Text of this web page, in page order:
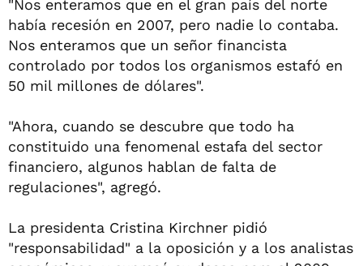
"Nos enteramos que en el gran país del norte
había recesión en 2007, pero nadie lo contaba.
Nos enteramos que un señor financista
controlado por todos los organismos estafó en
50 mil millones de dólares".
"Ahora, cuando se descubre que todo ha
constituido una fenomenal estafa del sector
financiero, algunos hablan de falta de
regulaciones", agregó.
La presidenta Cristina Kirchner pidió
"responsabilidad" a la oposición y a los analistas